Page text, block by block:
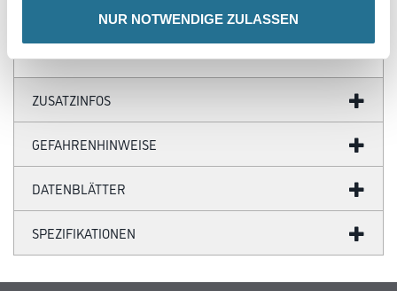
NUR NOTWENDIGE ZULASSEN
ZUSATZINFOS
GEFAHRENHINWEISE
DATENBLÄTTER
SPEZIFIKATIONEN